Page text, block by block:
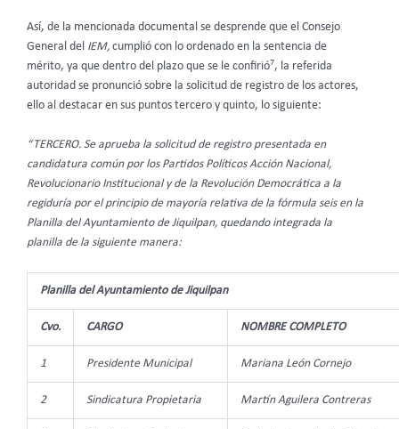
Así, de la mencionada documental se desprende que el Consejo
General del IEM, cumplió con lo ordenado en la sentencia de
mérito, ya que dentro del plazo que se le confirió7, la referida
autoridad se pronunció sobre la solicitud de registro de los actores,
ello al destacar en sus puntos tercero y quinto, lo siguiente:
“TERCERO. Se aprueba la solicitud de registro presentada en
candidatura común por los Partidos Políticos Acción Nacional,
Revolucionario Institucional y de la Revolución Democrática a la
regiduría por el principio de mayoría relativa de la fórmula seis en la
Planilla del Ayuntamiento de Jiquilpan, quedando integrada la
planilla de la siguiente manera:
Planilla del Ayuntamiento de Jiquilpan
Cvo. CARGO NOMBRE COMPLETO
1 Presidente Municipal Mariana León Cornejo
2 Sindicatura Propietaria Martín Aguilera Contreras